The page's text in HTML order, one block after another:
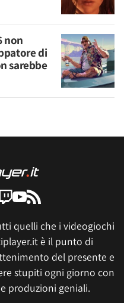
non
di
sarebbe
quelli che i videogiochi
è il punto di
del presente e
stupiti ogni giorno con
produzioni geniali.